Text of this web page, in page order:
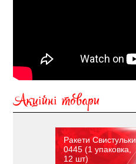
Акційні товари
Ракети Свистульки
0445 (1 упаковка,
12 шт)